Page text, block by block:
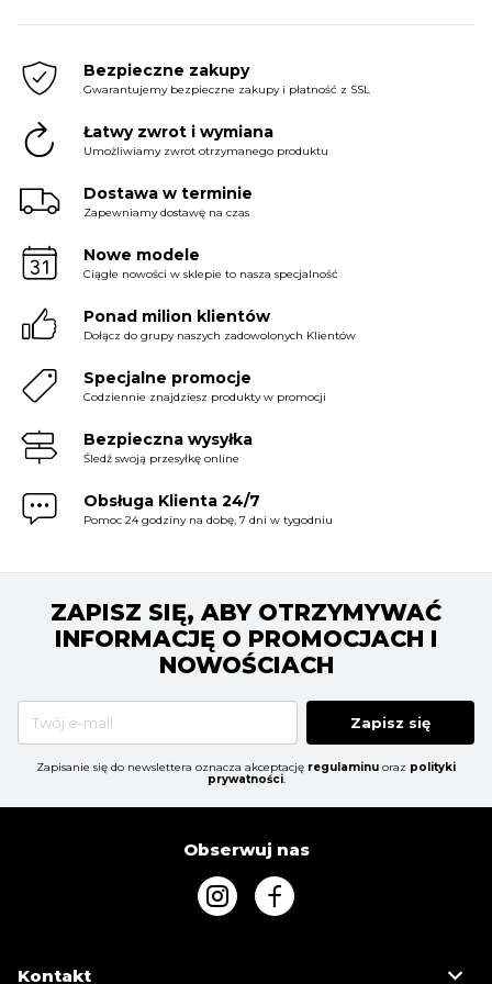
Bezpieczne zakupy
Gwarantujemy bezpieczne zakupy i płatność z SSL
Łatwy zwrot i wymiana
Umożliwiamy zwrot otrzymanego produktu
Dostawa w terminie
Zapewniamy dostawę na czas
Nowe modele
Ciągłe nowości w sklepie to nasza specjalność
Ponad milion klientów
Dołącz do grupy naszych zadowolonych Klientów
Specjalne promocje
Codziennie znajdziesz produkty w promocji
Bezpieczna wysyłka
Śledź swoją przesyłkę online
Obsługa Klienta 24/7
Pomoc 24 godziny na dobę, 7 dni w tygodniu
ZAPISZ SIĘ, ABY OTRZYMYWAĆ
INFORMACJĘ O PROMOCJACH I
NOWOŚCIACH
Zapisz się
Zapisanie się do newslettera oznacza akceptację regulaminu oraz polityki
prywatności.
Obserwuj nas
Kontakt